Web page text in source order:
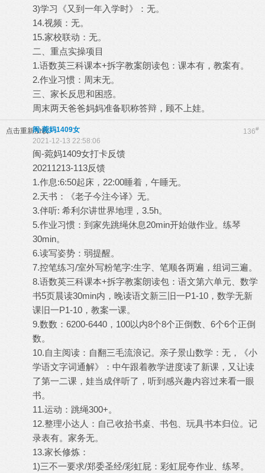
3)学习《又到一年入学时》：无。
14.视频：无。
15.家校联动：无。
二、重点实操项目
1.语数英三科课本+拆字教案朗读包：课本有，教案有。
2.作业习惯：周末无。
三、家长反思和困惑。
周末两天爸爸妈妈准备职称答辩，顾不上娃。
点击重新加载 136#
闽-菀妈1409女
2021-12-13 22:58:06
闽-菀妈1409女打卡反馈
20211213-113反馈
1.作息:6:50起床，22:00睡着，午睡无。
2.天书：《老子今注今译》无。
3.伴听: 希利尔讲世界地理，3.5h。
5.作业习惯：到家先跳绳休息20min开始做作业。练琴
30min。
6.读写姿势：弱提醒。
7.控笔练习/室外写粉笔字:生字、笔顺各两遍，组词三遍。
8.语数英三科课本+拆字教案朗读包：语文第六单元、数学
书5页晨读30min内，晚读语文新三旧一P1-10，数学无新
课旧一P1-10，教案一课。
9.数数：6200-6440，100以内8个8个正倒数、6个6个正倒
数。
10.自主阅读：自翻三毛流浪记。亲子景山数学：无，《小
学语文字词通解》：中午跟着教学进度读了新课，又让读
了第一二课，娃当成伴听了，听到感兴趣内容过来看一眼
书。
11.运动：跳绳300+。
12.整理小达人：自己收拾书桌、书包、玩具书本归位。记
录表有。家务无。
13.家长修炼：
1)三不一要求/郑委圣经/彩虹屁：彩虹屁夸作业、练琴。